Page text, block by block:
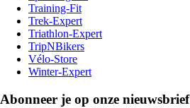
Training-Fit
Trek-Expert
Triathlon-Expert
TripNBikers
Vélo-Store
Winter-Expert
Abonneer je op onze nieuwsbrief